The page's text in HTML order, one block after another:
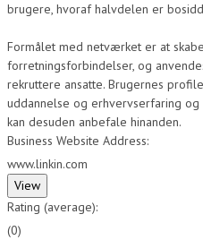
brugere, hvoraf halvdelen er
Formålet med netværket er at
forretningsforbindelser, og
rekruttere ansatte. Brugernes
uddannelse og erhvervserfaring
kan desuden anbefale hinanden.
Business Website Address:
www.linkin.com
Rating (average):
(0)